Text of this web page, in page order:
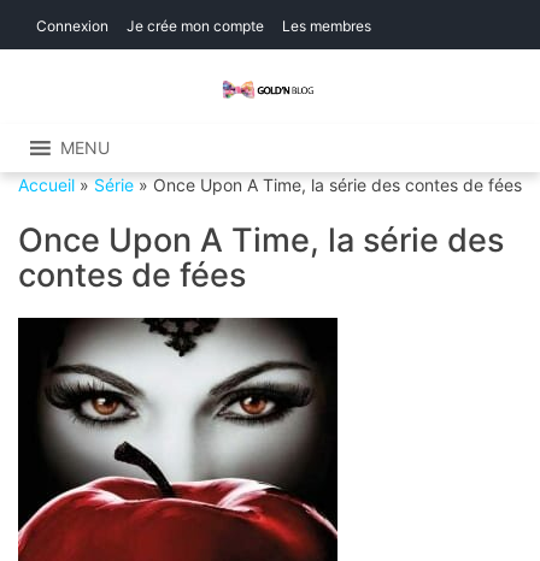
Connexion Je crée mon compte Les membres
MENU
Accueil » Série » Once Upon A Time, la série des contes de fées
Once Upon A Time, la série des
contes de fées